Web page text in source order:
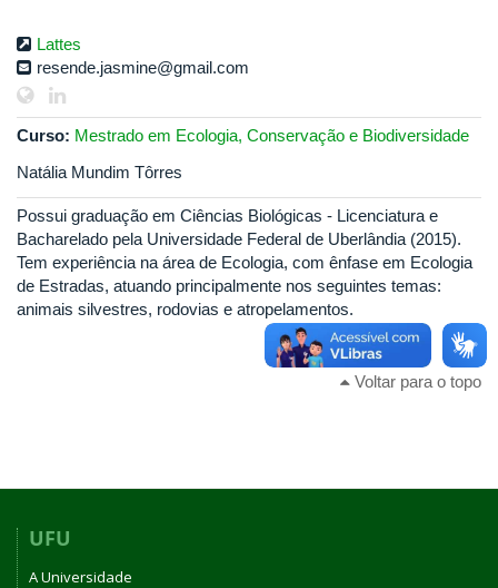
Lattes
resende.jasmine@gmail.com
Curso: Mestrado em Ecologia, Conservação e Biodiversidade
Natália Mundim Tôrres
Possui graduação em Ciências Biológicas - Licenciatura e
Bacharelado pela Universidade Federal de Uberlândia (2015).
Tem experiência na área de Ecologia, com ênfase em Ecologia
de Estradas, atuando principalmente nos seguintes temas:
animais silvestres, rodovias e atropelamentos.
Voltar para o topo
UFU
A Universidade